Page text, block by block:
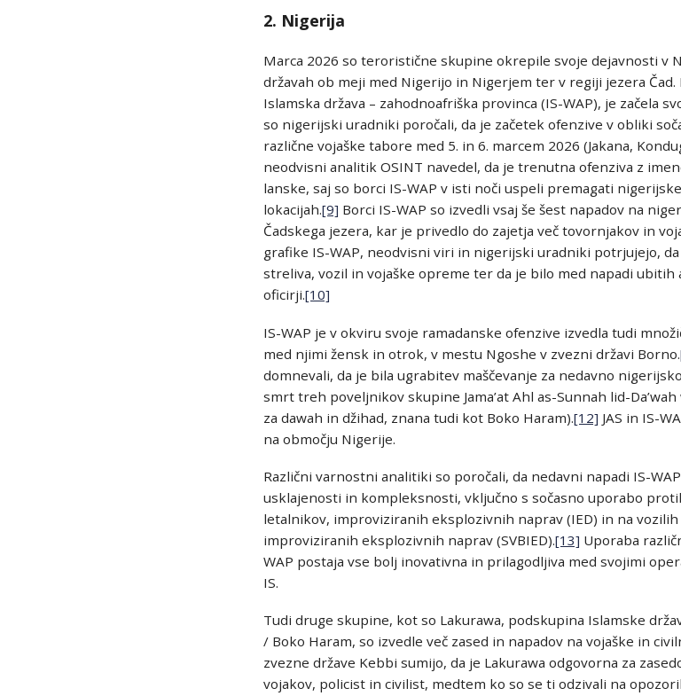
2. Nigerija
Marca 2026 so teroristične skupine okrepile svoje dejavnosti v
državah ob meji med Nigerijo in Nigerjem ter v regiji jezera Čad.
Islamska država – zahodnoafriška provinca (IS-WAP), je začela
so nigerijski uradniki poročali, da je začetek ofenzive v obliki
različne vojaške tabore med 5. in 6. marcem 2026 (Jakana,
neodvisni analitik OSINT navedel, da je trenutna ofenziva z
lanske, saj so borci IS-WAP v isti noči uspeli premagati
lokacijah.[9] Borci IS-WAP so izvedli vsaj še šest napadov na
Čadskega jezera, kar je privedlo do zajetja več tovornjakov in
grafike IS-WAP, neodvisni viri in nigerijski uradniki potrjujejo,
streliva, vozil in vojaške opreme ter da je bilo med napadi ubitih
oficirji.[10]
IS-WAP je v okviru svoje ramadanske ofenzive izvedla tudi
med njimi žensk in otrok, v mestu Ngoshe v zvezni državi Borno.
domnevali, da je bila ugrabitev maščevanje za nedavno
smrt treh poveljnikov skupine Jama’at Ahl as-Sunnah lid-Da’wah
za dawah in džihad, znana tudi kot Boko Haram).[12] JAS in IS-
na območju Nigerije.
Različni varnostni analitiki so poročali, da nedavni napadi IS-
usklajenosti in kompleksnosti, vključno s sočasno uporabo
letalnikov, improviziranih eksplozivnih naprav (IED) in na
improviziranih eksplozivnih naprav (SVBIED).[13] Uporaba
WAP postaja vse bolj inovativna in prilagodljiva med svojimi
IS.
Tudi druge skupine, kot so Lakurawa, podskupina Islamske
/ Boko Haram, so izvedle več zased in napadov na vojaške in
zvezne države Kebbi sumijo, da je Lakurawa odgovorna za
vojakov, policist in civilist, medtem ko so se ti odzivali na